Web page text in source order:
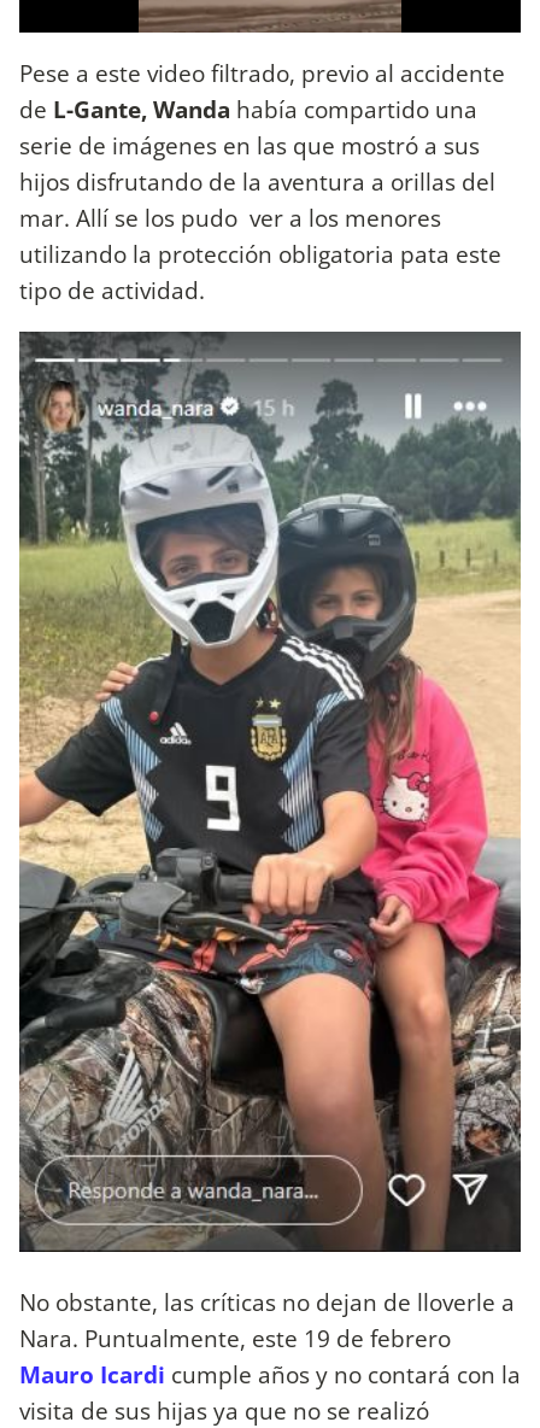
Pese a este video filtrado, previo al accidente
de L-Gante, Wanda había compartido una
serie de imágenes en las que mostró a sus
hijos disfrutando de la aventura a orillas del
mar. Allí se los pudo ver a los menores
utilizando la protección obligatoria pata este
tipo de actividad.
No obstante, las críticas no dejan de lloverle a
Nara. Puntualmente, este 19 de febrero
Mauro Icardi cumple años y no contará con la
visita de sus hijas ya que no se realizó